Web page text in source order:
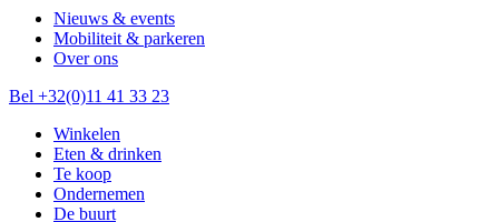
Nieuws & events
Mobiliteit & parkeren
Over ons
Bel +32(0)11 41 33 23
Winkelen
Eten & drinken
Te koop
Ondernemen
De buurt